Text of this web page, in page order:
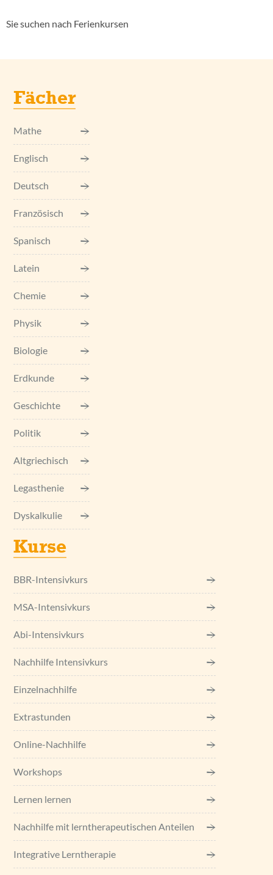
Sie suchen nach Ferienkursen
Fächer
Mathe
Englisch
Deutsch
Französisch
Spanisch
Latein
Chemie
Physik
Biologie
Erdkunde
Geschichte
Politik
Altgriechisch
Legasthenie
Dyskalkulie
Kurse
BBR-Intensivkurs
MSA-Intensivkurs
Abi-Intensivkurs
Nachhilfe Intensivkurs
Einzel­nachhilfe
Extrastunden
Online-Nachhilfe
Workshops
Lernen lernen
Nachhilfe mit lerntherapeutischen Anteilen
Integrative Lerntherapie